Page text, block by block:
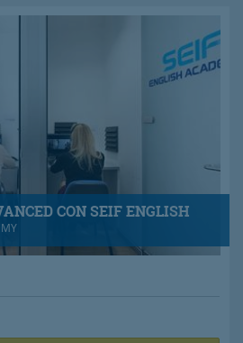
CON SEIF ENGLISH